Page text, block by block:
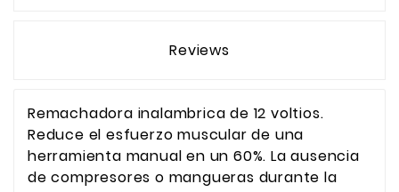
Reviews
Remachadora inalambrica de 12 voltios.
Reduce el esfuerzo muscular de una
herramienta manual en un 60%. La ausencia
de compresores o mangueras durante la